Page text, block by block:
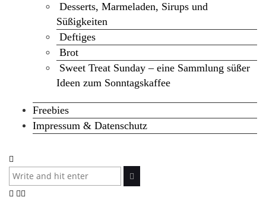
Desserts, Marmeladen, Sirups und
Süßigkeiten
Deftiges
Brot
Sweet Treat Sunday – eine Sammlung süßer
Ideen zum Sonntagskaffee
Freebies
Impressum & Datenschutz